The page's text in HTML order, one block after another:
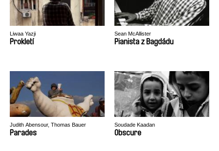
Liwaa Yazji
Prokletí
Sean McAllister
Pianista z Bagdádu
Judith Abensour, Thomas Bauer
Parades
Soudade Kaadan
Obscure